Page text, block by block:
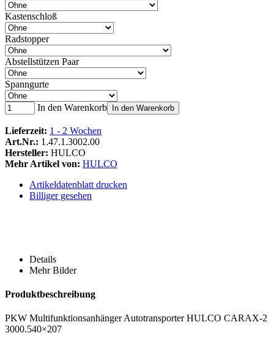
Kastenschloß
Radstopper
Abstellstützen Paar
Spanngurte
In den Warenkorb In den Warenkorb
Lieferzeit: 1 - 2 Wochen
Art.Nr.: 1.47.1.3002.00
Hersteller: HULCO
Mehr Artikel von: HULCO
Artikeldatenblatt drucken
Billiger gesehen
Details
Mehr Bilder
Produktbeschreibung
PKW Multifunktionsanhänger Autotransporter HULCO CARAX-2
3000.540×207